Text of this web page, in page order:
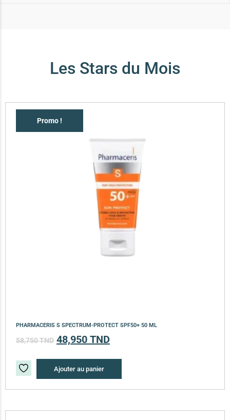
Les Stars du Mois
Promo !
PHARMACERIS S SPECTRUM-PROTECT SPF50+ 50 ML
58,750TND 48,950 TND
Ajouter au panier